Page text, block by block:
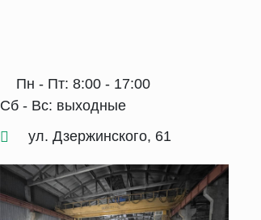
Пн - Пт: 8:00 - 17:00
Сб - Вс: выходные
ул. Дзержинского, 61